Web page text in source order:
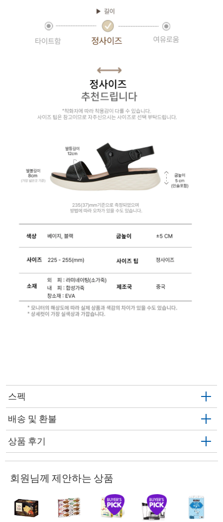
스펙
배송 및 환불
상품 후기
회원님께 제안하는 상품